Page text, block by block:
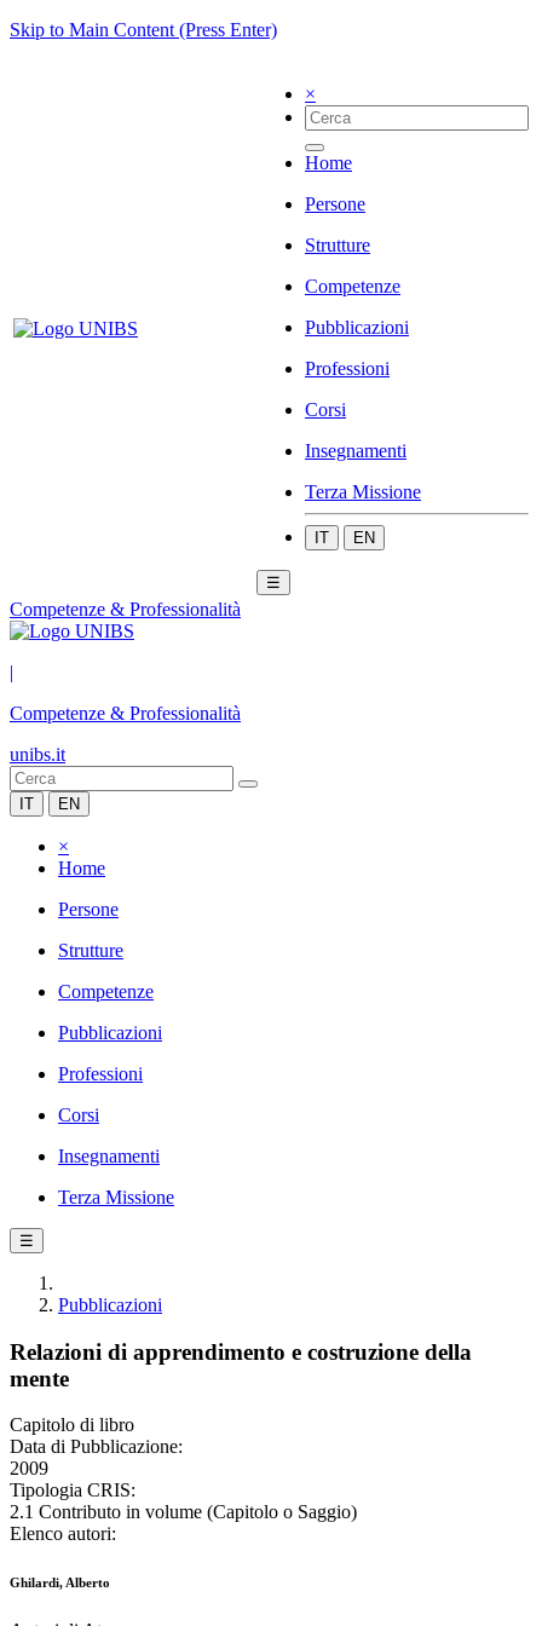
Skip to Main Content (Press Enter)
×
Home
Persone
Strutture
Competenze
Pubblicazioni
Professioni
Corsi
Insegnamenti
Terza Missione
IT EN
☰
Competenze & Professionalità
|
Competenze & Professionalità
unibs.it
IT EN
×
Home
Persone
Strutture
Competenze
Pubblicazioni
Professioni
Corsi
Insegnamenti
Terza Missione
☰
Pubblicazioni
Relazioni di apprendimento e costruzione della
mente
Capitolo di libro
Data di Pubblicazione:
2009
Tipologia CRIS:
2.1 Contributo in volume (Capitolo o Saggio)
Elenco autori:
Ghilardi, Alberto